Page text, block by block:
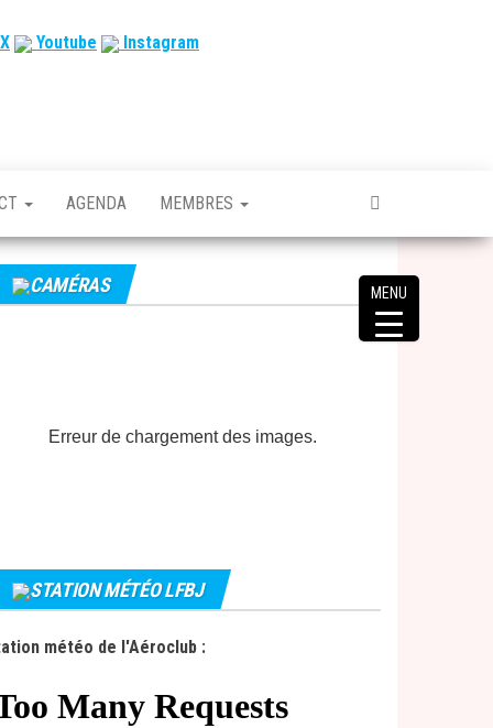
Youtube Instagram
AGENDA MEMBRES
CAMÉRAS
Erreur de chargement des images.
STATION MÉTÉO LFBJ
météo de l'Aéroclub :
MENU